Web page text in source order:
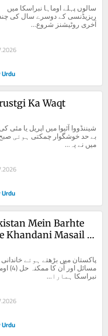
آخری روٹیشنز شروع...
Ka Waqt
میں نے یہ...
Mein Barhte
Khandani Masail
نبراسکا ہمارا...